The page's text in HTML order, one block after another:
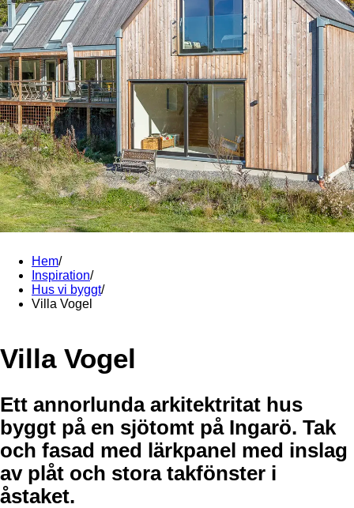
Hem/
Inspiration/
Hus vi byggt/
Villa Vogel
Villa Vogel
Ett annorlunda arkitektritat hus
byggt på en sjötomt på Ingarö. Tak
och fasad med lärkpanel med inslag
av plåt och stora takfönster i
åstaket.